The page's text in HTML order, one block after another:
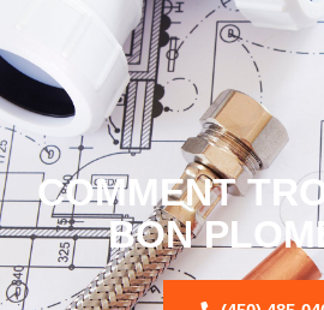
COMMENT
BON